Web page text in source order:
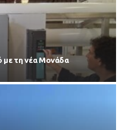
με τη νέα Μονάδα